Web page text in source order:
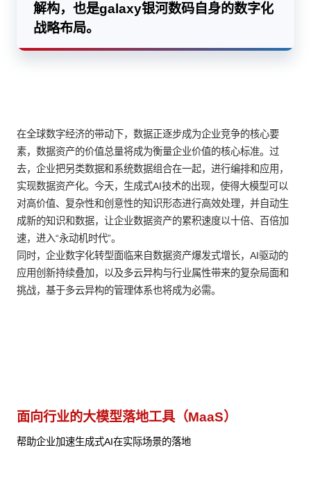
解构，也是galaxy银河数码自身的数字化
战略布局。
在全球数字经济的带动下，数据正逐步成为企业竞争的核心要
素，数据资产的价值总量将成为衡量企业价值的核心标准。过
去，企业把另类数据和系统数据组合在一起，进行编排和应用，
实现数据资产化。今天，生成式AI技术的出现，使得大模型可以
对高价值、复杂性和创意性的知识形态进行高效处理，并自动生
成新的知识和数据，让企业数据资产的累积速度以十倍、百倍加
速，进入“永动机时代”。
同时，企业数字化转型面临来自数据资产爆发式增长，AI驱动的
应用创新持续叠加，以及多云异构与行业属性带来的复杂局面和
挑战，基于多云异构的管理体系也将成为必需。
面向行业的大模型落地工具（MaaS）
帮助企业加速生成式AI在实际场景的落地